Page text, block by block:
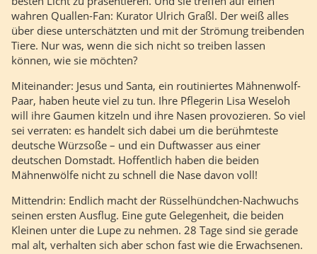
wahren Quallen-Fan: Kurator Ulrich Graßl. Der weiß alles
über diese unterschätzten und mit der Strömung treibenden
Tiere. Nur was, wenn die sich nicht so treiben lassen
können, wie sie möchten?
Miteinander: Jesus und Santa, ein routiniertes Mähnenwolf-
Paar, haben heute viel zu tun. Ihre Pflegerin Lisa Weseloh
will ihre Gaumen kitzeln und ihre Nasen provozieren. So viel
sei verraten: es handelt sich dabei um die berühmteste
deutsche Würzsoße – und ein Duftwasser aus einer
deutschen Domstadt. Hoffentlich haben die beiden
Mähnenwölfe nicht zu schnell die Nase davon voll!
Mittendrin: Endlich macht der Rüsselhündchen-Nachwuchs
seinen ersten Ausflug. Eine gute Gelegenheit, die beiden
Kleinen unter die Lupe zu nehmen. 28 Tage sind sie gerade
mal alt, verhalten sich aber schon fast wie die Erwachsenen.